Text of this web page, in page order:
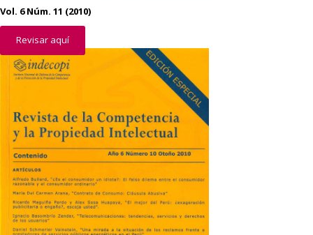
Vol. 6 Núm. 11 (2010)
Revisar aquí